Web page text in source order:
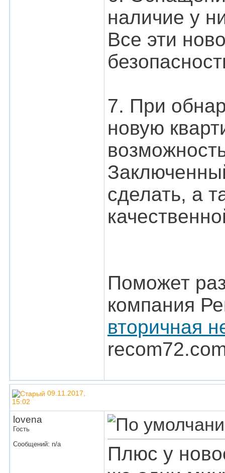
наличие у
Все эти
7. При
новую
сделать, а
Поможет
компания
вторичная
09.11.2017,
15:02
lovena
Гость
Сообщений: n/a
Плюс у